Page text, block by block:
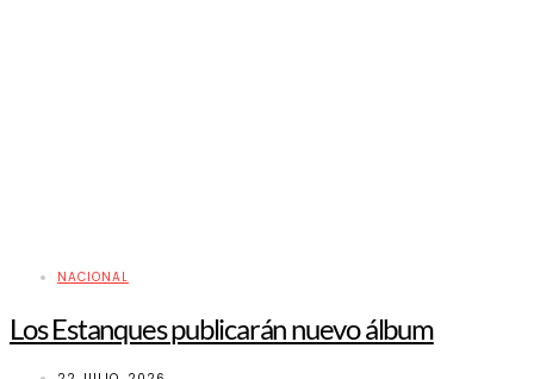
NACIONAL
Los Estanques publicarán nuevo álbum